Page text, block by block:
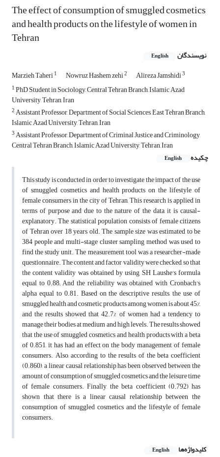
The effect of consumption of smuggled cosmetics
and health products on the lifestyle of women in
Tehran
نویسندگان English
Marzieh Taheri1 Nowruz Hashem zehi2 Alireza Jamshidi3
1PhD Student in Sociology, Central Tehran Branch, Islamic Azad
University, Tehran, Iran
2Assistant Professor, Department of Social Sciences, East Tehran Branch,
Islamic Azad University, Tehran, Iran
3Assistant Professor, Department of Criminal Justice and Criminology,
Central Tehran Branch, Islamic Azad University, Tehran, Iran
چکیده
English
This study is conducted in order to investigate the impact of the use
of smuggled cosmetics and health products on the lifestyle of
female consumers in the city of Tehran, This research is applied in
terms of purpose and due to the nature of the data, it is causal-
explanatory. The statistical population consists of female citizens
of Tehran over 18 years old. The sample size was estimated to be
384 people and multi-stage cluster sampling method was used to
find the study unit. The measurement tool was a researcher-made
questionnaire. The content and factor validity were checked, so that
the content validity was obtained by using SH Laushe's formula
equal to 0.88; And the reliability was obtained with Cronbach's
alpha equal to 0.81. Based on the descriptive results, the use of
smuggled health and cosmetic products among women is about 45%,
and the results showed that 42.7% of women had a tendency to
manage their bodies at medium and high levels. The results showed
that the use of smuggled cosmetics and health products with a beta
of 0.851, it has had an effect on the body management of female
consumers. Also, according to the results of the beta coefficient
(0.860), a linear causal relationship has been observed between the
amount of consumption of smuggled cosmetics and the leisure time
of female consumers. Finally, the beta coefficient (0.792) has
shown that there is a linear causal relationship between the
consumption of smuggled cosmetics and the lifestyle of female
consumers.
کلیدواژه‌ها English